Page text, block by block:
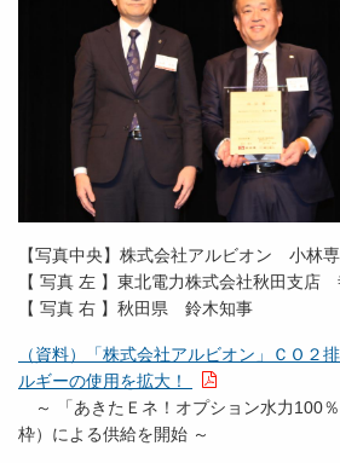
【写真中央】株式会社アルビオン 小林
【 写真 左 】東北電力株式会社秋田支店
【 写真 右 】秋田県 鈴木知事
（資料）「株式会社アルビオン」ＣＯ２
ルギーの使用を拡大！
～ 「あきたＥネ！オプション水力100
枠）による供給を開始 ～